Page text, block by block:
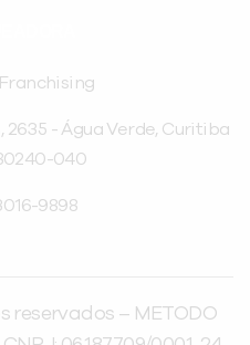
2635 - Água Verde, Curitiba
040
9898
reservados – METODO